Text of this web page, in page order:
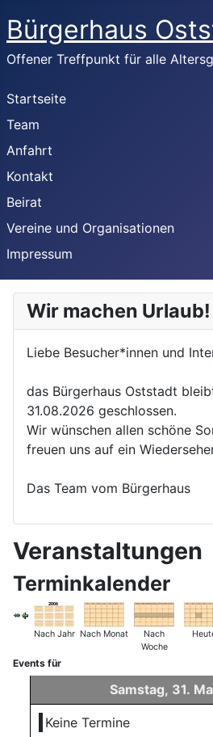
Bürgerhaus
Offener Treffpunkt für alle
Startseite
Team
Anfahrt
Kontakt
Beirat
Vereine und Organisationen
Impressum
Wir machen Urlaub!
Liebe Besucher*innen und
das Bürgerhaus Oststadt
31.08.2026 geschlossen.
Wir wünschen allen schöne
freuen uns auf ein
Das Team vom Bürgerhaus
Veranstaltungen
Terminkalender
Nach Jahr Nach Monat
Nach
Woche
Events für
Samstag, 31.
Keine Termine